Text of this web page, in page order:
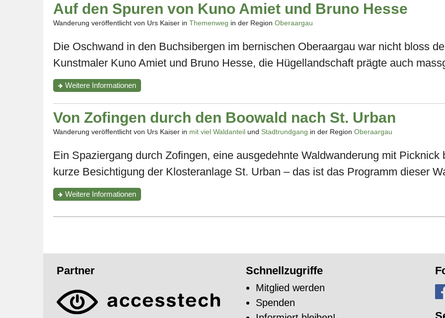
Riesen
und
Burgäschisee"
Auf den Spuren von Kuno Amiet und Bruno Hesse
Wanderung veröffentlicht von Urs Kaiser in Themenweg in der Region Oberaargau
Die Oschwand in den Buchsibergen im bernischen Oberaargau war nicht bloss
Kunstmaler Kuno Amiet und Bruno Hesse, die Hügellandschaft prägte auch
Weitere Informationenzur
Wanderung
"Auf
Spuren
von
und
Hesse"
Von Zofingen durch den Boowald nach St. Urban
Wanderung veröffentlicht von Urs Kaiser in mit viel Waldanteil und Stadtrundgang in der Region Oberaargau
Ein Spaziergang durch Zofingen, eine ausgedehnte Waldwanderung mit
kurze Besichtigung der Klosteranlage St. Urban – das ist das Programm dieser
Weitere Informationenzur
Wanderung
nach
Schnellzugriffe
Mitglied werden
Spenden
Partner